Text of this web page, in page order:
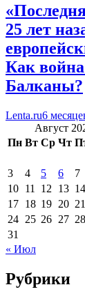
25 лет
Как
Балканы?
Lenta.ru6
Август
Пн Вт Ср Чт
3
4 5 6 7
10 11 12 13 14
17 18 19 20 21
24 25 26 27 28
31
« Июл
Рубрики